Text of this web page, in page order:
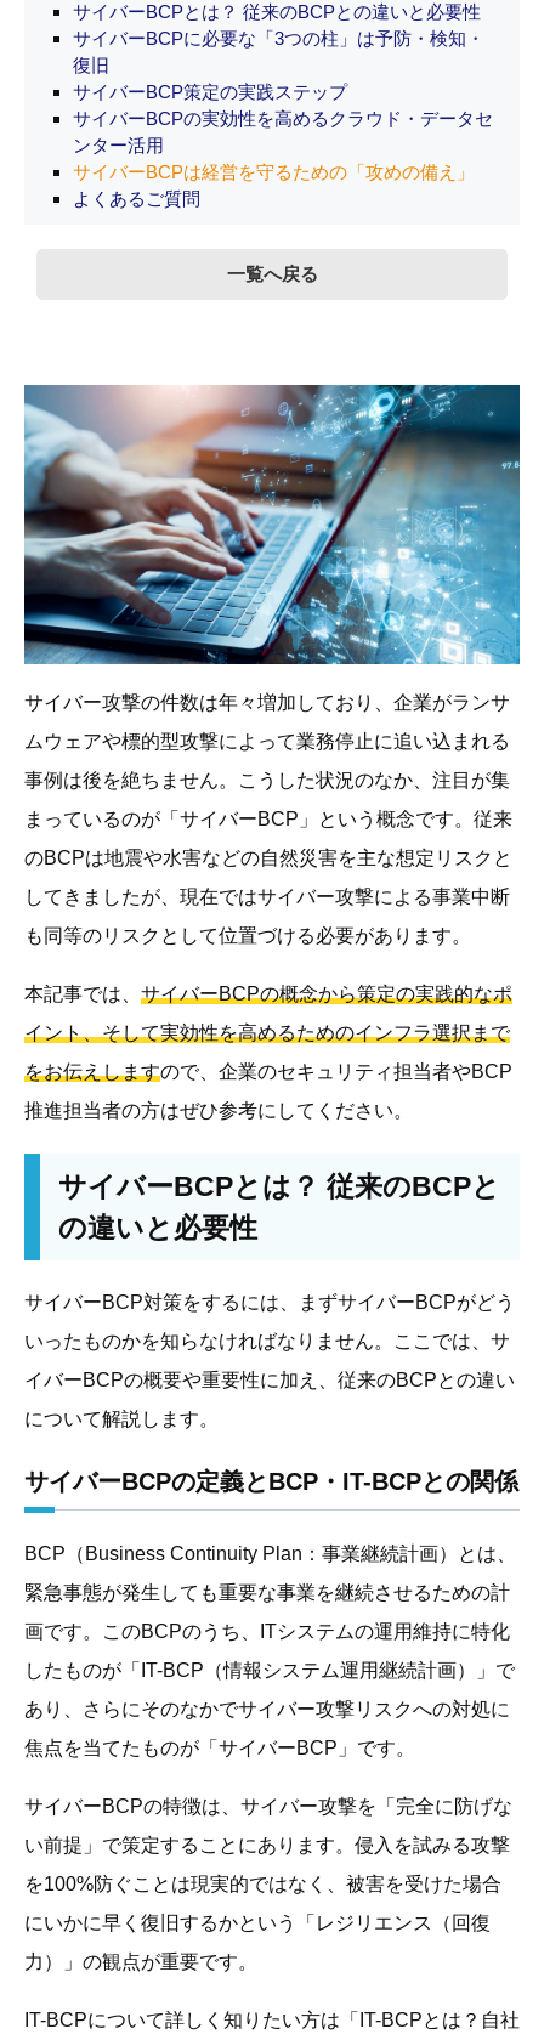
サイバー攻撃の件数は年々増加しており、企業がランサ
ムウェアや標的型攻撃によって業務停止に追い込まれる
事例は後を絶ちません。こうした状況のなか、注目が集
まっているのが「サイバーBCP」という概念です。従来
のBCPは地震や水害などの自然災害を主な想定リスクと
してきましたが、現在ではサイバー攻撃による事業中断
も同等のリスクとして位置づける必要があります。
本記事では、 サイバーBCPの概念から策定の実践的なポ
イント、そして実効性を高めるためのインフラ選択まで
をお伝えしますので、企業のセキュリティ担当者やBCP
推進担当者の方はぜひ参考にしてください。
サイバーBCPとは？ 従来のBCPと
の違いと必要性
サイバーBCP対策をするには、まずサイバーBCPがどう
いったものかを知らなければなりません。ここでは、サ
イバーBCPの概要や重要性に加え、従来のBCPとの違い
について解説します。
サイバーBCPの定義とBCP・IT-BCPとの関係
BCP（Business Continuity Plan：事業継続計画）とは、
緊急事態が発生しても重要な事業を継続させるための計
画です。このBCPのうち、ITシステムの運用維持に特化
したものが「IT-BCP（情報システム運用継続計画）」で
あり、さらにそのなかでサイバー攻撃リスクへの対処に
焦点を当てたものが「サイバーBCP」です。
サイバーBCPの特徴は、サイバー攻撃を「完全に防げな
い前提」で策定することにあります。侵入を試みる攻撃
を100%防ぐことは現実的ではなく、被害を受けた場合
にいかに早く復旧するかという「レジリエンス（回復
力）」の観点が重要です。
IT-BCPについて詳しく知りたい方は「IT-BCPとは？自社
サイバーBCPとは？ 従来のBCPとの違いと必要性
サイバーBCPに必要な「3つの柱」は予防・検知・
復旧
サイバーBCP策定の実践ステップ
サイバーBCPの実効性を高めるクラウド・データセ
ンター活用
サイバーBCPは経営を守るための「攻めの備え」
よくあるご質問
一覧へ戻る